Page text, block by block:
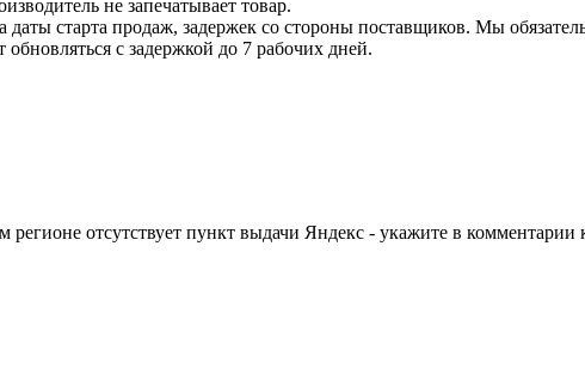
не запечатывает товар.
даты старта продаж, задержек со стороны поставщиков. Мы
с задержкой до 7 рабочих дней.
отсутствует пункт выдачи Яндекс - укажите в комментарии